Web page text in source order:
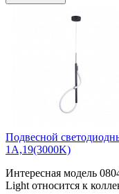
Подвесной
1A,19(3000K)
Интересная модель
Light относится к